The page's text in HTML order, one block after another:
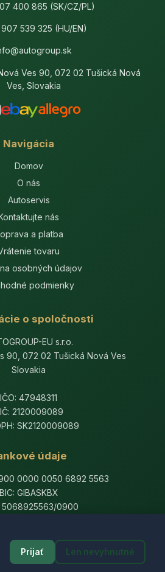
Prijať Len nevyhnutné
400 865 (SK/CZ/PL)
907 539 325 (HU/EN)
Ves 90, 072 02 Tušická Nová
Ves, Slovakia
Navigácia
Domov
O nás
Autoservis
nás
a platba
tovaru
osobných údajov
podmienky
o spoločnosti
EU s.r.o.
90, 072 02 Tušická Nová Ves
Slovakia
IČO: 47948311
2120009089
SK2120009089
údaje
0000 0050 6892 5563
BIC: GIBASKBX
5068925563/0900